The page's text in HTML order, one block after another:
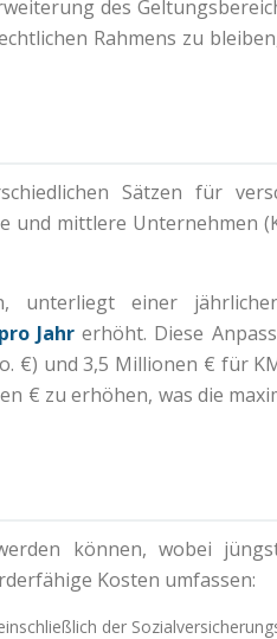
des
Rahmens zu
Sätzen für
und mittlere Unternehmen
unterliegt einer
Jahr erhöht. Diese
€) und 3,5 Millionen € für
€ zu erhöhen, was die
können, wobei
Kosten umfassen:
der